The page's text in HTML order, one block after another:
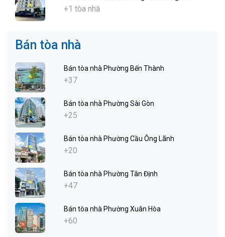
+1 tòa nhà
Bán tòa nhà
Bán tòa nhà Phường Bến Thành
+37
Bán tòa nhà Phường Sài Gòn
+25
Bán tòa nhà Phường Cầu Ông Lãnh
+20
Bán tòa nhà Phường Tân Định
+47
Bán tòa nhà Phường Xuân Hòa
+60